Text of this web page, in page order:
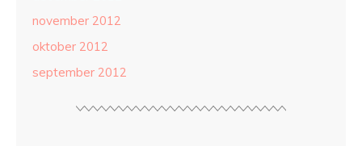
november 2012
oktober 2012
september 2012